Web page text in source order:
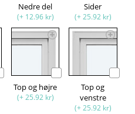
Nedre del
(+ 12.96 kr)
Sider
(+ 25.92 kr)
Top og højre
(+ 25.92 kr)
Top og
venstre
(+ 25.92 kr)